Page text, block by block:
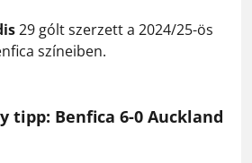
29 gólt szerzett a 2024/25-ös
színeiben.
tipp: Benfica 6-0 Auckland